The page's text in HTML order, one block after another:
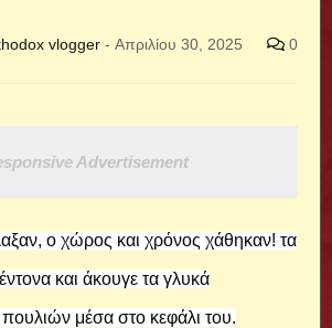
vlogger - Απριλίου 30, 2025 0
Advertisement
ο χώρος και χρόνος χάθηκαν! τα
και άκουγε τα γλυκά
πουλιών μέσα στο κεφάλι του.